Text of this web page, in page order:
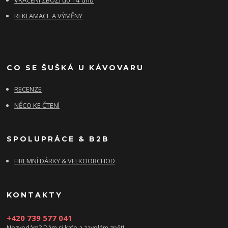
REKLAMACE A VÝMĚNY
CO SE ŠUŠKÁ U KÁVOVARU
RECENZE
NĚCO KE ČTENÍ
SPOLUPRÁCE & B2B
FIREMNÍ DÁRKY & VELKOOBCHOD
KONTAKTY
+420 739 577 041